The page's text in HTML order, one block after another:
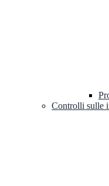
Controlli sulle